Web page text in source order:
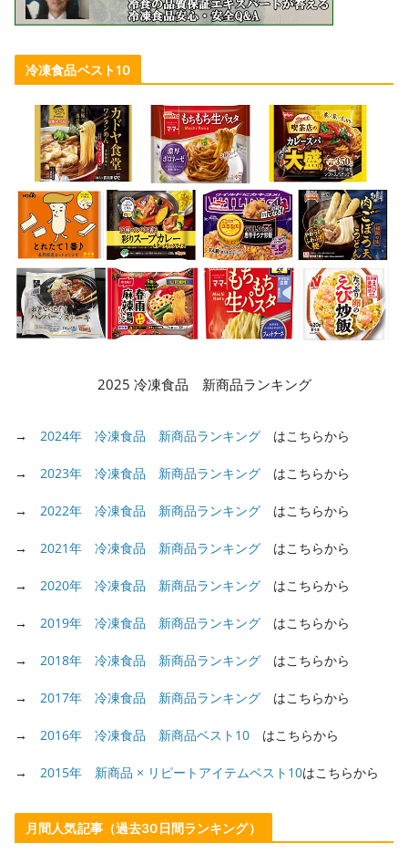
冷凍食品ベスト10
2025 冷凍食品 新商品ランキング
→ 2024年 冷凍食品 新商品ランキング はこちらから
→ 2023年 冷凍食品 新商品ランキング はこちらから
→ 2022年 冷凍食品 新商品ランキング はこちらから
→ 2021年 冷凍食品 新商品ランキング はこちらから
→ 2020年 冷凍食品 新商品ランキング はこちらから
→ 2019年 冷凍食品 新商品ランキング はこちらから
→ 2018年 冷凍食品 新商品ランキング はこちらから
→ 2017年 冷凍食品 新商品ランキング はこちらから
→ 2016年 冷凍食品 新商品ベスト10 はこちらから
→ 2015年 新商品 × リピートアイテムベスト10はこちらから
月間人気記事（過去30日間ランキング）